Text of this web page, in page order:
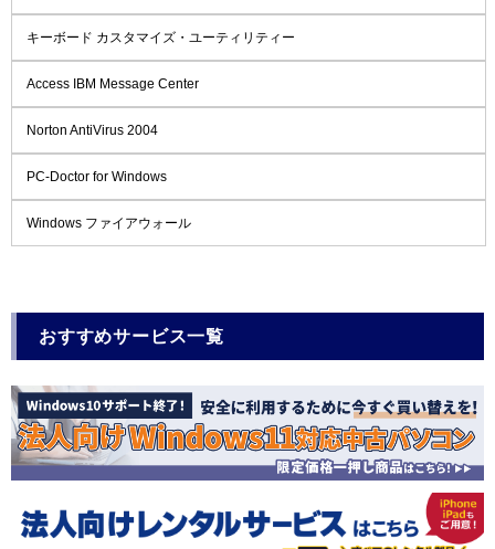
キーボード カスタマイズ・ユーティリティー
Access IBM Message Center
Norton AntiVirus 2004
PC-Doctor for Windows
Windows ファイアウォール
おすすめサービス一覧